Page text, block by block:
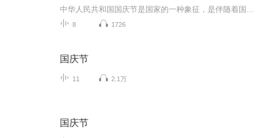
8 1726
国庆节
11 2.1万
国庆节